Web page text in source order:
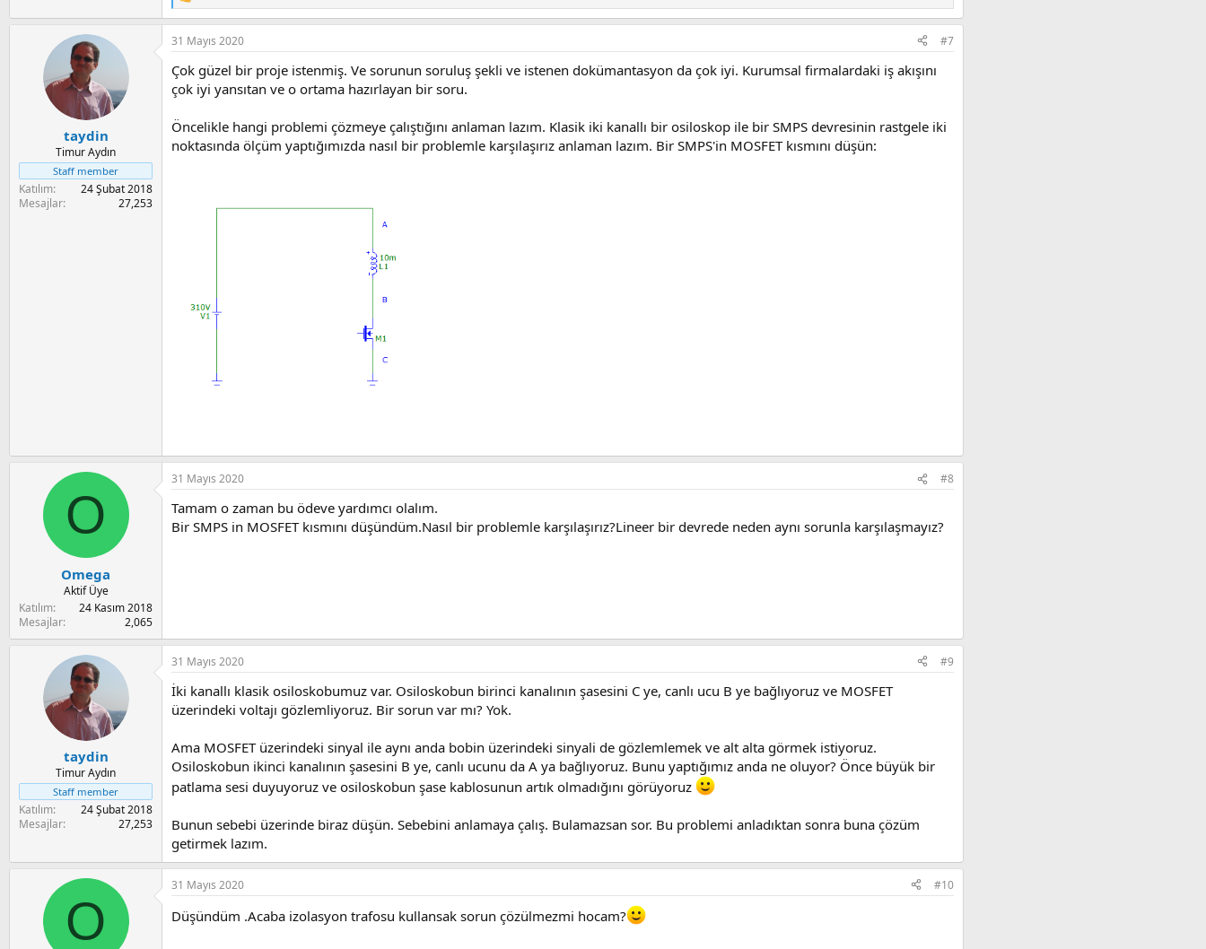
e
a
c
i
o
:
taydin
Timur Aydın
Staff member
Katılım
24 Şubat 2018
Mesajlar
27,253
31 Mayıs 2020 #7
Çok güzel bir proje istenmiş. Ve sorunun soruluş şekli ve istenen dokümantasyon da çok iyi. Kurumsal firmalardaki iş akışını
çok iyi yansıtan ve o ortama hazırlayan bir soru.
Öncelikle hangi problemi çözmeye çalıştığını anlaman lazım. Klasik iki kanallı bir osiloskop ile bir SMPS devresinin rastgele iki
noktasında ölçüm yaptığımızda nasıl bir problemle karşılaşırız anlaman lazım. Bir SMPS'in MOSFET kısmını düşün:
O
Omega
Aktif Üye
Katılım
24 Kasım 2018
Mesajlar
2,065
31 Mayıs 2020 #8
Tamam o zaman bu ödeve yardımcı olalım.
Bir SMPS in MOSFET kısmını düşündüm.Nasıl bir problemle karşılaşırız?Lineer bir devrede neden aynı sorunla karşılaşmayız?
taydin
Timur Aydın
Staff member
Katılım
24 Şubat 2018
Mesajlar
27,253
31 Mayıs 2020 #9
İki kanallı klasik osiloskobumuz var. Osiloskobun birinci kanalının şasesini C ye, canlı ucu B ye bağlıyoruz ve MOSFET
üzerindeki voltajı gözlemliyoruz. Bir sorun var mı? Yok.
Ama MOSFET üzerindeki sinyal ile aynı anda bobin üzerindeki sinyali de gözlemlemek ve alt alta görmek istiyoruz.
Osiloskobun ikinci kanalının şasesini B ye, canlı ucunu da A ya bağlıyoruz. Bunu yaptığımız anda ne oluyor? Önce büyük bir
patlama sesi duyuyoruz ve osiloskobun şase kablosunun artık olmadığını görüyoruz
Bunun sebebi üzerinde biraz düşün. Sebebini anlamaya çalış. Bulamazsan sor. Bu problemi anladıktan sonra buna çözüm
getirmek lazım.
O
31 Mayıs 2020 #10
Düşündüm .Acaba izolasyon trafosu kullansak sorun çözülmezmi hocam?